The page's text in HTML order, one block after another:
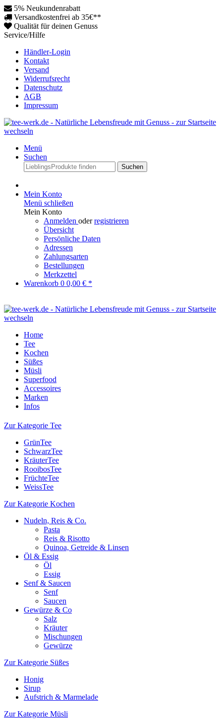
5% Neukundenrabatt
Versandkostenfrei ab 35€**
Qualität für deinen Genuss
Service/Hilfe
Händler-Login
Kontakt
Versand
Widerrufsrecht
Datenschutz
AGB
Impressum
Menü
Suchen
Suchen
Mein Konto
Menü schließen
Mein Konto
Anmelden oderregistrieren
Übersicht
Persönliche Daten
Adressen
Zahlungsarten
Bestellungen
Merkzettel
Warenkorb 0 0,00 € *
Home
Tee
Kochen
Süßes
Müsli
Superfood
Accessoires
Marken
Infos
Zur Kategorie Tee
GrünTee
SchwarzTee
KräuterTee
RooibosTee
FrüchteTee
WeissTee
Zur Kategorie Kochen
Nudeln, Reis & Co.
Pasta
Reis & Risotto
Quinoa, Getreide & Linsen
Öl & Essig
Öl
Essig
Senf & Saucen
Senf
Saucen
Gewürze & Co
Salz
Kräuter
Mischungen
Gewürze
Zur Kategorie Süßes
Honig
Sirup
Aufstrich & Marmelade
Zur Kategorie Müsli